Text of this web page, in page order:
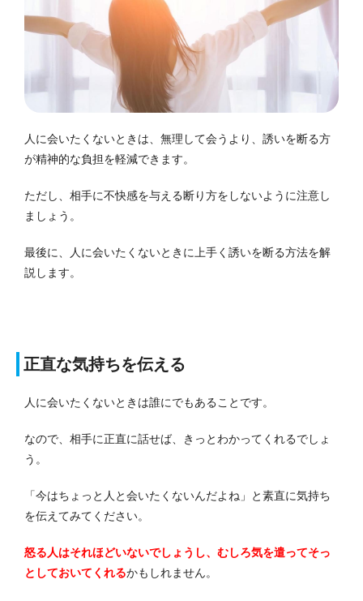
人に会いたくないときは、無理して会うより、誘いを断る方
が精神的な負担を軽減できます。
ただし、相手に不快感を与える断り方をしないように注意し
ましょう。
最後に、人に会いたくないときに上手く誘いを断る方法を解
説します。
正直な気持ちを伝える
人に会いたくないときは誰にでもあることです。
なので、相手に正直に話せば、きっとわかってくれるでしょ
う。
「今はちょっと人と会いたくないんだよね」と素直に気持ち
を伝えてみてください。
怒る人はそれほどいないでしょうし、むしろ気を遣ってそっ
としておいてくれるかもしれません。